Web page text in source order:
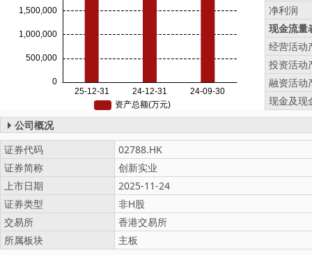
净利润
现金流量
经营活动
投资活动
融资活动
现金及现
公司概况
证券代码
02788.HK
证券简称
创新实业
上市日期
2025-11-24
证券类型
非H股
交易所
香港交易所
所属板块
主板